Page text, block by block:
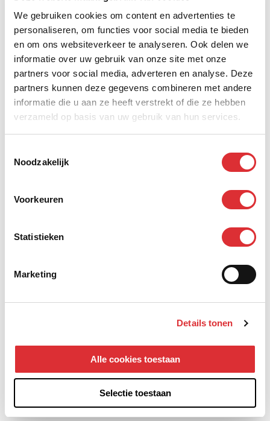
We gebruiken cookies om content en advertenties te
personaliseren, om functies voor social media te bieden
en om ons websiteverkeer te analyseren. Ook delen we
informatie over uw gebruik van onze site met onze
partners voor social media, adverteren en analyse. Deze
partners kunnen deze gegevens combineren met andere
informatie die u aan ze heeft verstrekt of die ze hebben
verzameld op basis van uw gebruik van hun services.
Noodzakelijk
Voorkeuren
Statistieken
Marketing
Details tonen
Alle cookies toestaan
Selectie toestaan
Scope 10
Scope 12